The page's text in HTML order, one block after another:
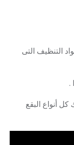
التنظيف التى
.
أنواع البقع